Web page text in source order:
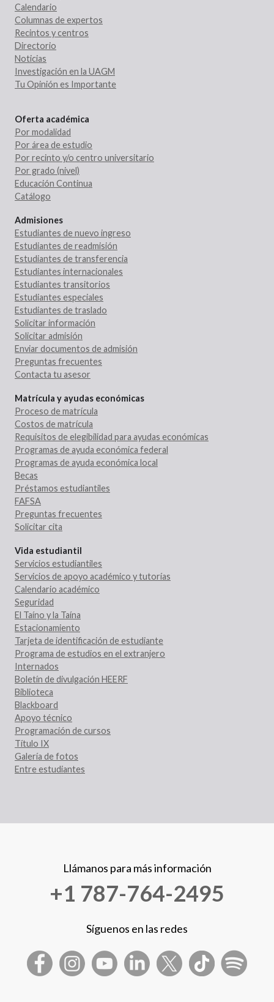
Calendario
Columnas de expertos
Recintos y centros
Directorio
Noticias
Investigación en la UAGM
Tu Opinión es Importante
Oferta académica
Por modalidad
Por área de estudio
Por recinto y/o centro universitario
Por grado (nivel)
Educación Continua
Catálogo
Admisiones
Estudiantes de nuevo ingreso
Estudiantes de readmisión
Estudiantes de transferencia
Estudiantes internacionales
Estudiantes transitorios
Estudiantes especiales
Estudiantes de traslado
Solicitar información
Solicitar admisión
Enviar documentos de admisión
Preguntas frecuentes
Contacta tu asesor
Matrícula y ayudas económicas
Proceso de matrícula
Costos de matrícula
Requisitos de elegibilidad para ayudas económicas
Programas de ayuda económica federal
Programas de ayuda económica local
Becas
Préstamos estudiantiles
FAFSA
Preguntas frecuentes
Solicitar cita
Vida estudiantil
Servicios estudiantiles
Servicios de apoyo académico y tutorías
Calendario académico
Seguridad
El Taíno y la Taína
Estacionamiento
Tarjeta de identificación de estudiante
Programa de estudios en el extranjero
Internados
Boletín de divulgación HEERF
Biblioteca
Blackboard
Apoyo técnico
Programación de cursos
Título IX
Galería de fotos
Entre estudiantes
Llámanos para más información
+1 787-764-2495
Síguenos en las redes